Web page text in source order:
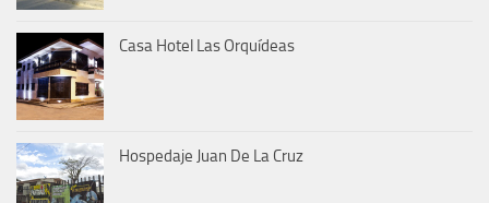
Casa Hotel Las Orquídeas
Hospedaje Juan De La Cruz